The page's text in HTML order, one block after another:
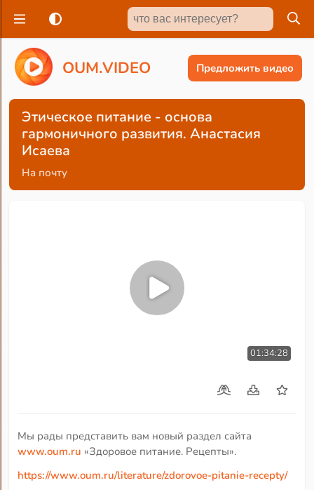
OUM.VIDEO Предложить видео
Этическое питание - основа
гармоничного развития. Анастасия
Исаева
На почту
01:34:28
Мы рады представить вам новый раздел сайта
www.oum.ru «Здоровое питание. Рецепты».
https://www.oum.ru/literature/zdorovoe-pitanie-recepty/